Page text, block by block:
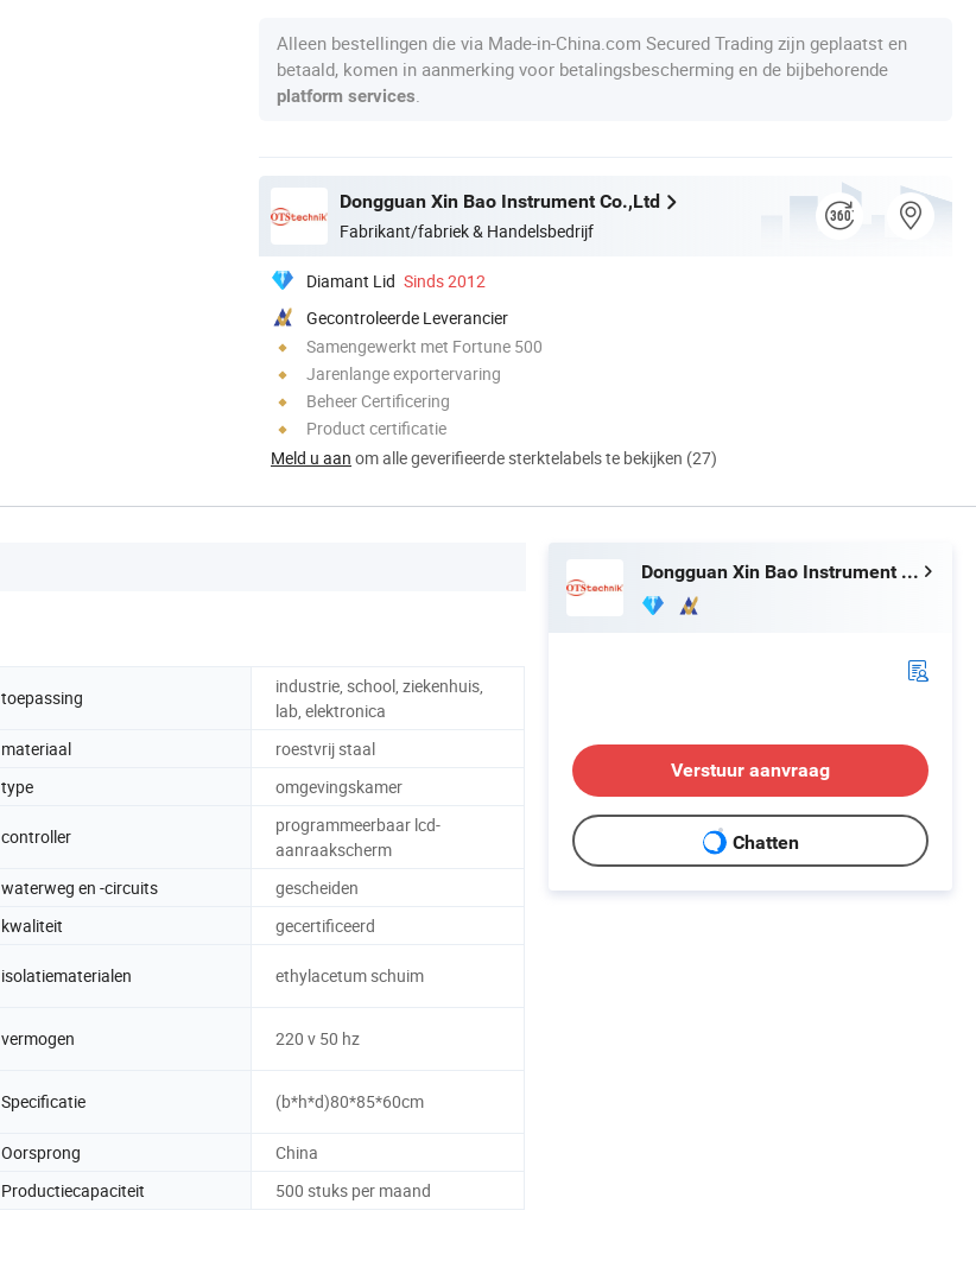
Alleen bestellingen die via Made-in-China.com Secured Trading zijn geplaatst en
betaald, komen in aanmerking voor betalingsbescherming en de bijbehorende
platform services
Dongguan Xin Bao Instrument Co.,Ltd
Fabrikant/fabriek & Handelsbedrijf
Diamant Lid Sinds 2012
Gecontroleerde Leverancier
Samengewerkt met Fortune 500
Jarenlange exportervaring
Beheer Certificering
Product certificatie
Meld u aan om alle geverifieerde sterktelabels te bekijken (27)
toepassing
industrie, school, ziekenhuis,
lab, elektronica
materiaal
roestvrij staal
type omgevingskamer
controller
programmeerbaar lcd-
aanraakscherm
waterweg en -circuits
gescheiden
kwaliteit gecertificeerd
isolatiematerialen ethylacetum schuim
vermogen 220 v 50 hz
Specificatie (b*h*d)80*85*60cm
Oorsprong
China
Productiecapaciteit 500 stuks per maand
Dongguan Xin Bao Instrument Co.,Ltd
Verstuur aanvraag
Chatten